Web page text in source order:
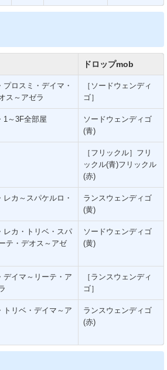
ドロップmob
プロスミ・デイマ・
ス～アゼラ
［ソードウェンディ
ゴ］
1～3F全部屋
ソードウェンディゴ
(青)
［フリックル］フリ
ックル(青)フリックル
(赤)
レカ～スパケルロ・
ランスウェンディゴ
(黄)
レカ・トリベ・スパ
テ・デオス～アゼ
ソードウェンディゴ
(黄)
デイマ～リーテ・ア
［ランスウェンディ
ゴ］
トリベ・デイマ～ア
ランスウェンディゴ
(赤)